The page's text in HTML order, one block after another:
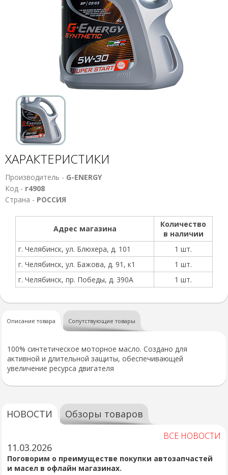
ХАРАКТЕРИСТИКИ
Производитель - G-ENERGY
Код - г4908
Страна - РОССИЯ
Адрес магазина
Количество
в наличии
г. Челябинск, ул. Блюхера, д. 101
1 шт.
г. Челябинск, ул. Бажова, д. 91, к1
1 шт.
г. Челябинск, пр. Победы, д. 390А
1 шт.
Описание товара Сопутствующие товары
100% синтетическое моторное масло. Создано для
активной и длительной защиты, обеспечивающей
увеличение ресурса двигателя
НОВОСТИ Обзоры товаров
ВСЕ НОВОСТИ
11.03.2026
Поговорим о преимуществе покупки автозапчастей
и масел в офлайн магазинах.